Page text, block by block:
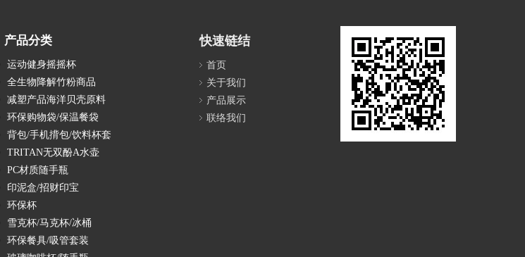
产品分类
运动健身摇摇杯
全生物降解竹粉商品
减塑产品海洋贝壳原料
环保购物袋/保温餐袋
背包/手机揹包/饮料杯套
TRITAN无双酚A水壶
PC材质随手瓶
印泥盒/招财印宝
环保杯
雪克杯/马克杯/冰桶
环保餐具/吸管套装
快速链结
首页
关于我们
产品展示
联络我们